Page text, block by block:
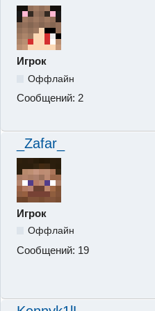
Игрок
Оффлайн
Сообщений: 2
_Zafar_
Игрок
Оффлайн
Сообщений: 19